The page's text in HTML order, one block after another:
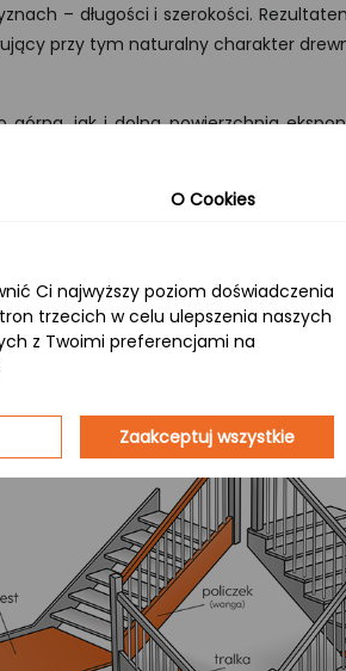
– długości i szerokości.
przy tym naturalny charakter
górna, jak i dolna powierzchnia
delikatne różnice kolorystyczne,
O Cookies
Ci najwyższy poziom doświadczenia
trzecich w celu ulepszenia naszych
z Twoimi preferencjami na
Zaakceptuj wszystkie